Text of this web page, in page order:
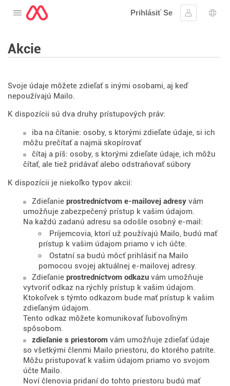
Otvorte menu
Prihlásiť Se
Prihlásiť sa
Akcie
Svoje údaje môžete zdieľať s inými osobami, aj keď
nepoužívajú Mailo.
K dispozícii sú dva druhy prístupových práv:
iba na čítanie: osoby, s ktorými zdieľate údaje, si ich
môžu prečítať a najmä skopírovať
čítaj a píš: osoby, s ktorými zdieľate údaje, ich môžu
čítať, ale tiež pridávať alebo odstraňovať súbory
K dispozícii je niekoľko typov akcií:
Zdieľanie prostredníctvom e-mailovej adresy vám
umožňuje zabezpečený prístup k vašim údajom.
Na každú zadanú adresu sa odošle osobný e-mail:
Príjemcovia, ktorí už používajú Mailo, budú mať
prístup k vašim údajom priamo v ich účte.
Ostatní sa budú môcť prihlásiť na Mailo
pomocou svojej aktuálnej e-mailovej adresy.
Zdieľanie prostredníctvom odkazu vám umožňuje
vytvoriť odkaz na rýchly prístup k vašim údajom.
Ktokoľvek s týmto odkazom bude mať prístup k vašim
zdieľaným údajom.
Tento odkaz môžete komunikovať ľubovoľným
spôsobom.
zdieľanie s priestorom vám umožňuje zdieľať údaje
so všetkými členmi Mailo priestoru, do ktorého patríte.
Môžu pristupovať k vašim údajom priamo vo svojom
účte Mailo.
Noví členovia pridaní do tohto priestoru budú mať